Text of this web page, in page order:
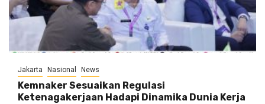
Jakarta Nasional News
Kemnaker Sesuaikan Regulasi
Ketenagakerjaan Hadapi Dinamika Dunia Kerja